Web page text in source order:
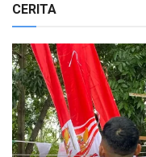
CERITA